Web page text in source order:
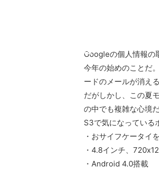
"Twitter"
/home/
content/
Googleの個人情報の
今年の始めのことだ
ードのメールが消え
だがしかし、この夏
の中でも複雑な心境だ
S3で気になっている
・おサイフケータイ
・4.8インチ、
・Android 4.0搭載